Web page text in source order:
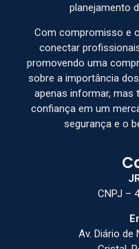
planejamento
Com compromisso e
conectar
promovendo uma
sobre a importância
apenas informar, mas
confiança em um
segurança e o
CNPJ –
Av. Diário de